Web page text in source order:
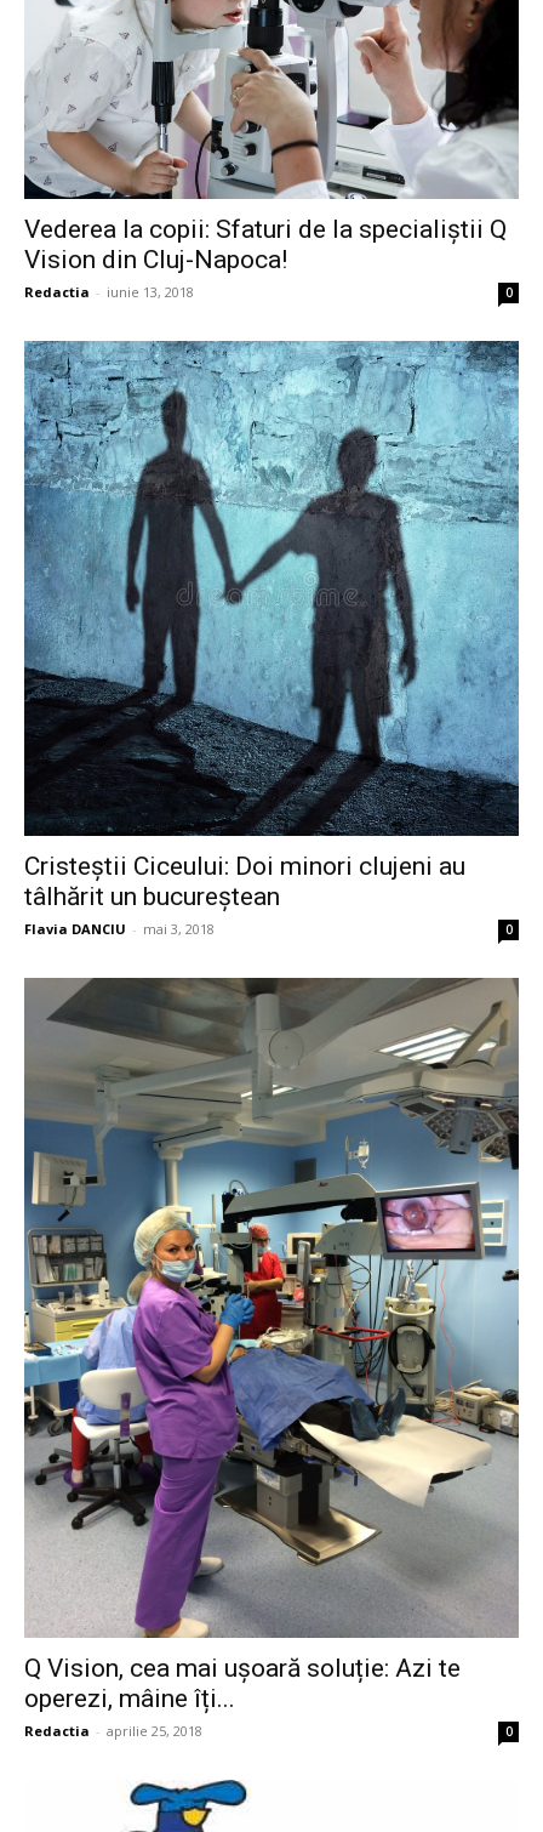
Vederea la copii: Sfaturi de la specialiștii Q
Vision din Cluj-Napoca!
Redactia - iunie 13, 2018 0
Cristeștii Ciceului: Doi minori clujeni au
tâlhărit un bucureștean
Flavia DANCIU - mai 3, 2018 0
Q Vision, cea mai ușoară soluție: Azi te
operezi, mâine îți...
Redactia - aprilie 25, 2018 0